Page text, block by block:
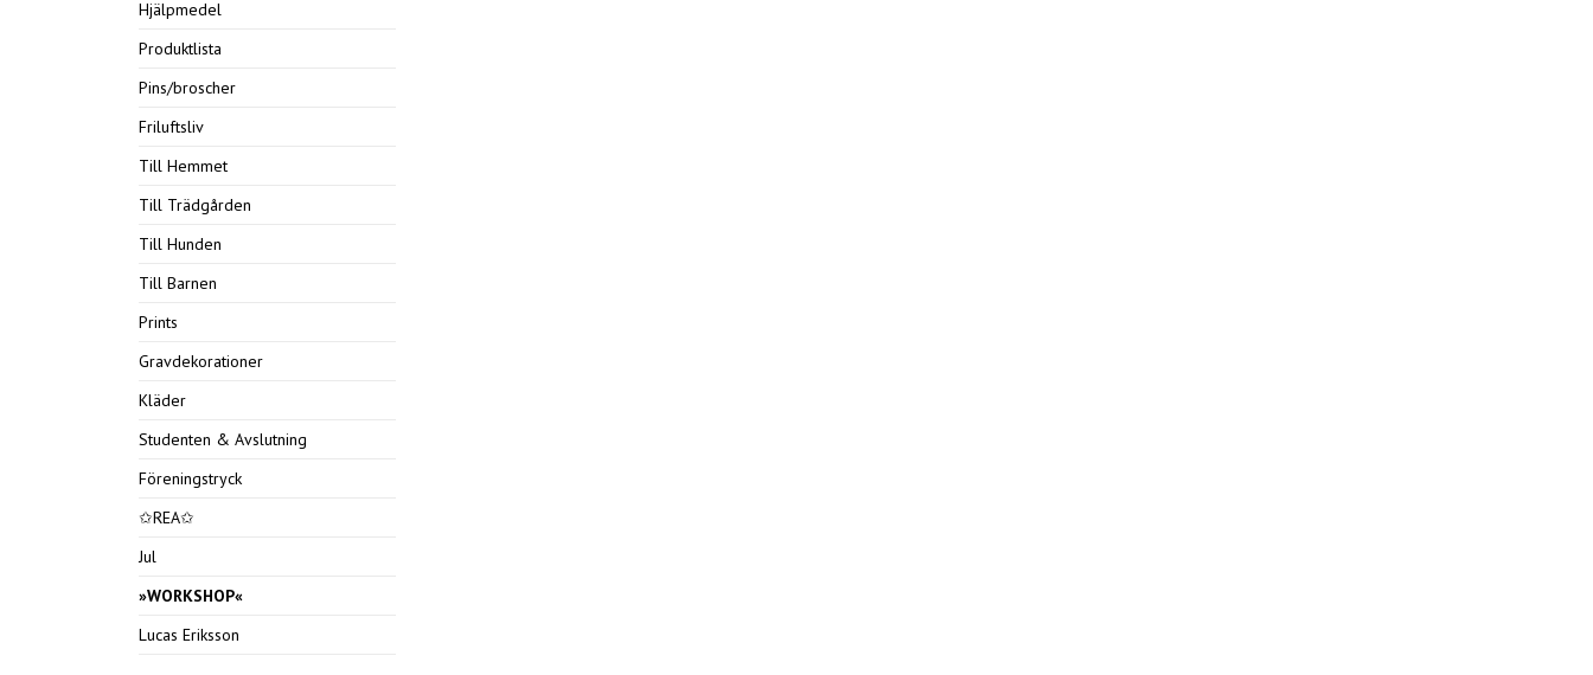
Hjälpmedel
Produktlista
Pins/broscher
Friluftsliv
Till Hemmet
Till Trädgården
Till Hunden
Till Barnen
Prints
Gravdekorationer
Kläder
Studenten & Avslutning
Föreningstryck
✩REA✩
Jul
»WORKSHOP«
Lucas Eriksson